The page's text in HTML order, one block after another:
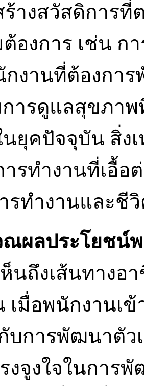
ร้างสวัสดิการ
องการ เช่น ก
งานที่ต้องการ
ารดูแลสุขภา
ยุคปัจจุบัน สิ่ง
รทำงานที่เอื้
รทำงานและชี
ผลประโยชน์
นถึงเส้นทางอ
เมื่อพนักงานเ
การพัฒนาตัว
งจูงใจในการ